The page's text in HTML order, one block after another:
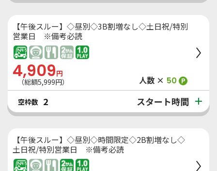
【午後スルー】◇昼別◇3B割増なし◇土日祝/特別
営業日 ※備考必読
4,909円
（総額5,999円） 人数 × 50 P
空枠数 2 スタート時間
【午後スルー】◇昼別◇時間限定◇2B割増なし◇
土日祝/特別営業日 ※備考必読